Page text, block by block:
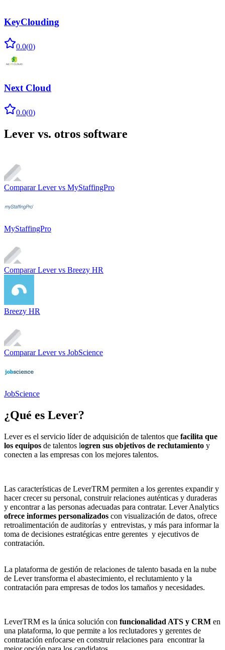
KeyClouding
0.0(0)
Next Cloud
0.0(0)
Lever vs. otros software
Comparar Levervs MyStaffingPro
MyStaffingPro
Comparar Levervs Breezy HR
Breezy HR
Comparar Levervs JobScience
JobScience
¿Qué es Lever?
Lever es el servicio líder de adquisición de talentos que facilita que
los equipos de talentos logren sus objetivos de reclutamiento y
conecten a las empresas con los mejores talentos.
Las características de LeverTRM permiten a los gerentes expandir y
hacer crecer su personal, construir relaciones auténticas y duraderas
y encontrar a las personas adecuadas para contratar. Lever Analytics
ofrece informes personalizados con visualización de datos, ofrece
retroalimentación de auditorías y entrevistas, y más para informar la
toma de decisiones estratégicas entre gerentes y ejecutivos de
contratación.
La plataforma de gestión de relaciones de talento basada en la nube
de Lever transforma el abastecimiento, el reclutamiento y la
contratación para empresas de todos los tamaños y necesidades.
LeverTRM es la única solución con funcionalidad ATS y CRM en
una plataforma, lo que permite a los reclutadores y gerentes de
contratación enfocarse en construir relaciones para encontrar la